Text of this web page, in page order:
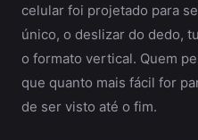
celular foi projetado para
único, o deslizar do dedo,
o formato vertical. Quem
que quanto mais fácil for
de ser visto até o fim.